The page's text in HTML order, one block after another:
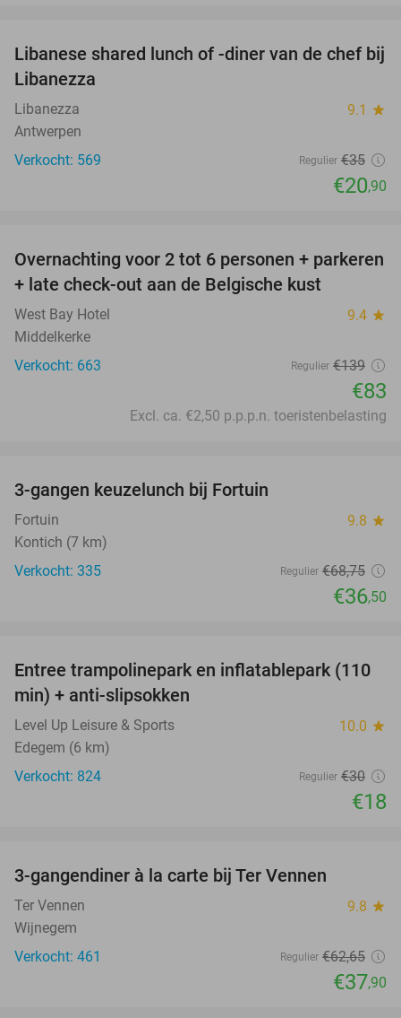
40%
Libanese shared lunch of -diner van de chef bij
Libanezza
Libanezza 9.1 star
Antwerpen
Verkocht: 569
Regulier €35
€20,90
40%
Overnachting voor 2 tot 6 personen + parkeren
+ late check-out aan de Belgische kust
West Bay Hotel 9.4 star
Middelkerke
Verkocht: 663
Regulier €139
€83
Excl. ca. €2,50 p.p.p.n. toeristenbelasting
3-gangen keuzelunch bij Fortuin
Fortuin 9.8 star
Kontich (7 km)
Verkocht: 335
Regulier €68,75
€36,50
40%
Entree trampolinepark en inflatablepark (110
min) + anti-slipsokken
Level Up Leisure & Sports 10.0 star
Edegem (6 km)
Verkocht: 824
Regulier €30
€18
3-gangendiner à la carte bij Ter Vennen
Ter Vennen 9.8 star
Wijnegem
Verkocht: 461
Regulier €62,65
€37,90